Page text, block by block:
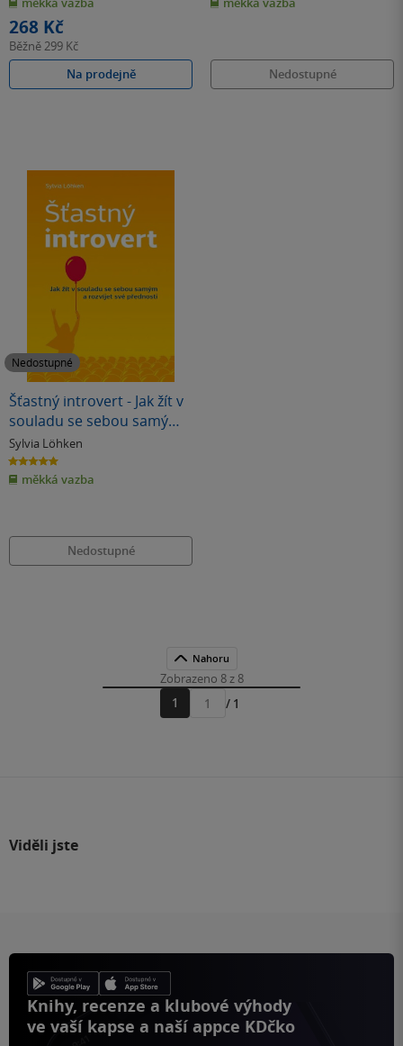
hvězdiček
268 Kč
Běžně299 Kč
Na prodejně
hvězdiček
Nedostupné
Nedostupné
Šťastný introvert - Jak žít v
souladu se sebou samým
a rozvíjet své přednosti
Sylvia Löhken
5.0
z
5
hvězdiček
měkká vazba
Nedostupné
Nahoru
Zobrazeno 8 z 8
1
Přejít
/ 1
Viděli jste
Knihy, recenze a klubové výhody
ve vaší kapse a naší appce KDčko